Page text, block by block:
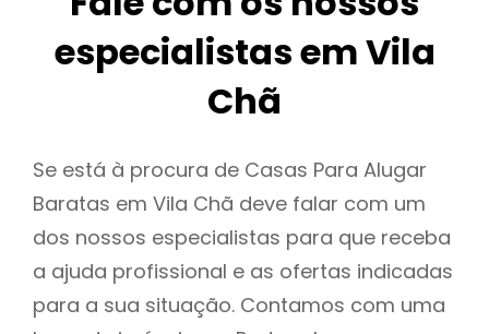
especialistas em Vila
Chã
Se está à procura de Casas Para Alugar
Baratas em Vila Chã deve falar com um
dos nossos especialistas para que receba
a ajuda profissional e as ofertas indicadas
para a sua situação. Contamos com uma